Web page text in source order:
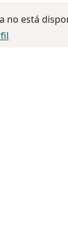
no está